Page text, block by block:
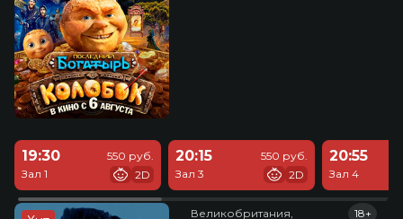
19:30
Зал 1
550 руб.
2D
20:15
Зал 3
550 руб.
2D
20:55
Зал 4
Великобритания,
18+